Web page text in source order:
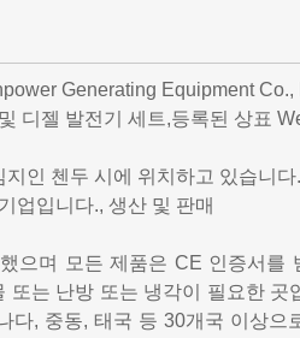
Generating Equipment Co.,
디젤 발전기 세트,등록된 상표
인 첸두 시에 위치하고 있습니
업입니다., 생산 및 판매
으며 모든 제품은 CE 인증서를
는 난방 또는 냉각이 필요한 곳
다, 중동, 태국 등 30개국 이상